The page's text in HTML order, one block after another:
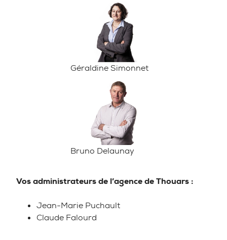
Géraldine Simonnet
Bruno Delaunay
Vos administrateurs de l’agence de Thouars :
Jean-Marie Puchault
Claude Falourd